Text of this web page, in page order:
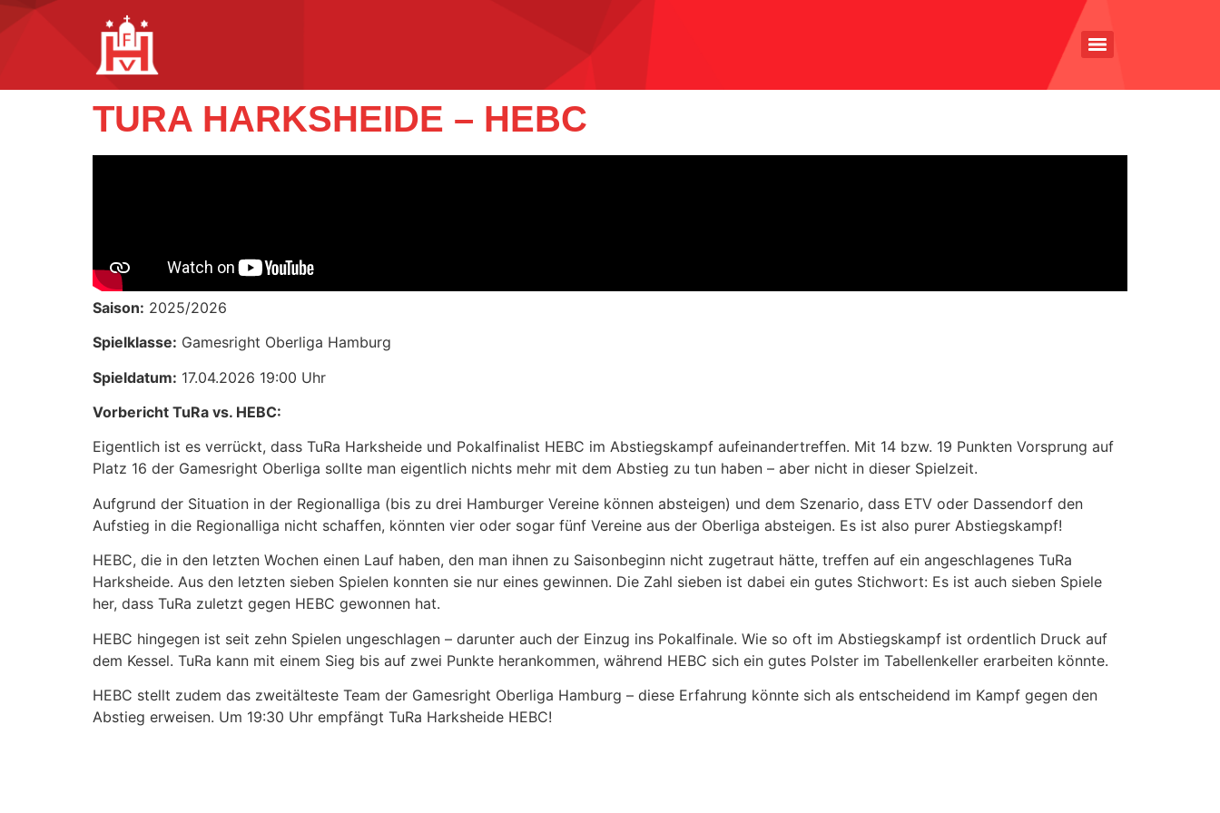
TURA HARKSHEIDE – HEBC
Saison: 2025/2026
Spielklasse: Gamesright Oberliga Hamburg
Spieldatum: 17.04.2026 19:00 Uhr
Vorbericht TuRa vs. HEBC:
Eigentlich ist es verrückt, dass TuRa Harksheide und Pokalfinalist HEBC im Abstiegskampf aufeinandertreffen. Mit 14 bzw. 19 Punkten Vorsprung auf
Platz 16 der Gamesright Oberliga sollte man eigentlich nichts mehr mit dem Abstieg zu tun haben – aber nicht in dieser Spielzeit.
Aufgrund der Situation in der Regionalliga (bis zu drei Hamburger Vereine können absteigen) und dem Szenario, dass ETV oder Dassendorf den
Aufstieg in die Regionalliga nicht schaffen, könnten vier oder sogar fünf Vereine aus der Oberliga absteigen. Es ist also purer Abstiegskampf!
HEBC, die in den letzten Wochen einen Lauf haben, den man ihnen zu Saisonbeginn nicht zugetraut hätte, treffen auf ein angeschlagenes TuRa
Harksheide. Aus den letzten sieben Spielen konnten sie nur eines gewinnen. Die Zahl sieben ist dabei ein gutes Stichwort: Es ist auch sieben Spiele
her, dass TuRa zuletzt gegen HEBC gewonnen hat.
HEBC hingegen ist seit zehn Spielen ungeschlagen – darunter auch der Einzug ins Pokalfinale. Wie so oft im Abstiegskampf ist ordentlich Druck auf
dem Kessel. TuRa kann mit einem Sieg bis auf zwei Punkte herankommen, während HEBC sich ein gutes Polster im Tabellenkeller erarbeiten könnte.
HEBC stellt zudem das zweitälteste Team der Gamesright Oberliga Hamburg – diese Erfahrung könnte sich als entscheidend im Kampf gegen den
Abstieg erweisen. Um 19:30 Uhr empfängt TuRa Harksheide HEBC!